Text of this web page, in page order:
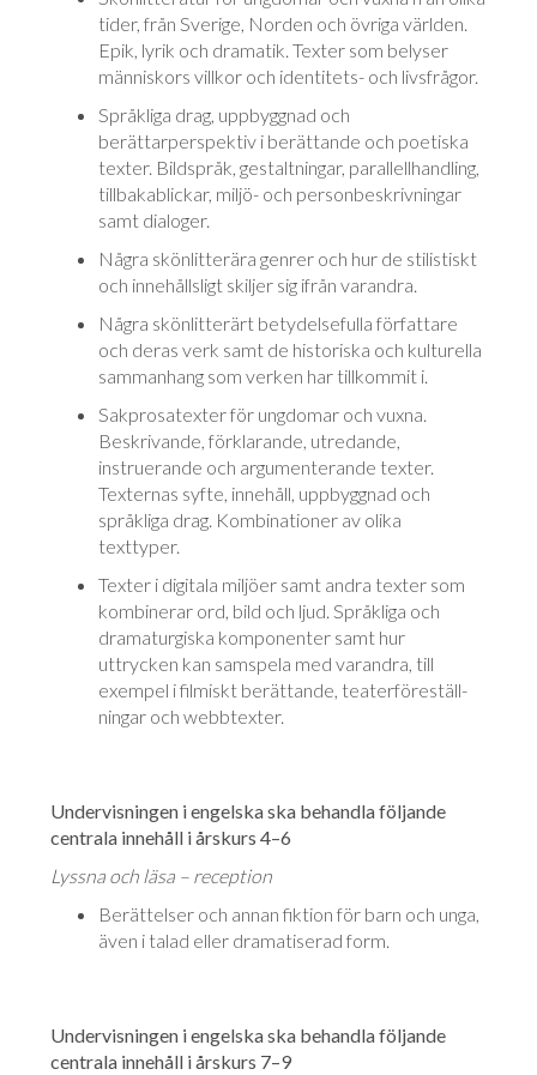
tider, från Sverige, Norden och övriga världen.
Epik, lyrik och dramatik. Texter som belyser
männi­skors villkor och identitets- och livsfrågor.
Språkliga drag, uppbyggnad och
berättarperspektiv i berättande och poe­ti­ska
texter. Bildspråk, gestaltningar, parallellhandling,
tillbakablickar, miljö- och personbeskrivningar
samt dialoger.
Några skönlitterära genrer och hur de stilistiskt
och innehållsligt skiljer sig ifrån varandra.
Några skönlitterärt betydelsefulla författare
och deras verk samt de hi­sto­ri­ska och kulturella
sammanhang som verken har tillkommit i.
Sakprosatexter för ungdomar och vuxna.
Beskrivande, förklarande, utre­dan­de,
instruerande och argumenterande texter.
Texternas syfte, innehåll, upp­byggnad och
språkliga drag. Kombinationer av olika
texttyper.
Texter i digitala miljöer samt andra texter som
kombinerar ord, bild och ljud. Språkliga och
dramaturgiska komponenter samt hur
uttrycken kan sam­spela med varandra, till
exempel i filmiskt berättande, teater­före­ställ­
ningar och webbtexter.
Undervisningen i engelska ska behandla följande
centrala innehåll i årskurs 4–6
Lyssna och läsa – reception
Berättelser och annan fiktion för barn och unga,
även i talad eller drama­tise­rad form.
Undervisningen i engelska ska behandla följande
centrala innehåll i årskurs 7–9